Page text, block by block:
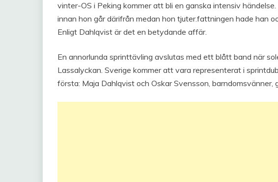
vinter-OS i Peking kommer att bli en ganska intensiv
innan hon går därifrån medan hon tjuter.fattningen hade han
Enligt Dahlqvist är det en betydande affär.
En annorlunda sprinttävling avslutas med ett blått band när
Lassalyckan. Sverige kommer att vara representerat i
första: Maja Dahlqvist och Oskar Svensson, barndomsvänner,